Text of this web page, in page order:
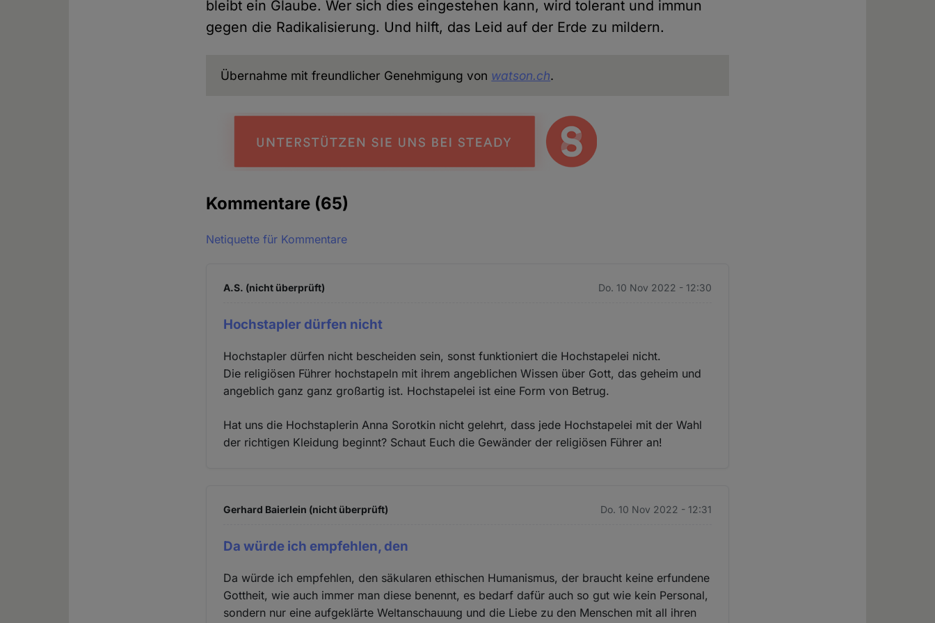
bleibt ein Glaube. Wer sich dies eingestehen kann, wird tolerant und immun
gegen die Radikalisierung. Und hilft, das Leid auf der Erde zu mildern.
Übernahme mit freundlicher Genehmigung von watson.ch.
Kommentare (65)
Netiquette für Kommentare
A.S. (nicht überprüft) Do. 10 Nov 2022 - 12:30
Hochstapler dürfen nicht
Hochstapler dürfen nicht bescheiden sein, sonst funktioniert die Hochstapelei nicht.
Die religiösen Führer hochstapeln mit ihrem angeblichen Wissen über Gott, das geheim und
angeblich ganz ganz großartig ist. Hochstapelei ist eine Form von Betrug.
Hat uns die Hochstaplerin Anna Sorotkin nicht gelehrt, dass jede Hochstapelei mit der Wahl
der richtigen Kleidung beginnt? Schaut Euch die Gewänder der religiösen Führer an!
Gerhard Baierlein (nicht überprüft) Do. 10 Nov 2022 - 12:31
Da würde ich empfehlen, den
Da würde ich empfehlen, den säkularen ethischen Humanismus, der braucht keine erfundene
Gottheit, wie auch immer man diese benennt, es bedarf dafür auch so gut wie kein Personal,
sondern nur eine aufgeklärte Weltanschauung und die Liebe zu den Menschen mit all ihren